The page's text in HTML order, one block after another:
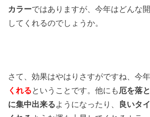
カラーではありますが、今年はどんな
してくれるのでしょうか。
さて、効果はやはりさすがですね、今
くれるということです。他にも 厄を落
に集中出来るようになったり、
良いタ